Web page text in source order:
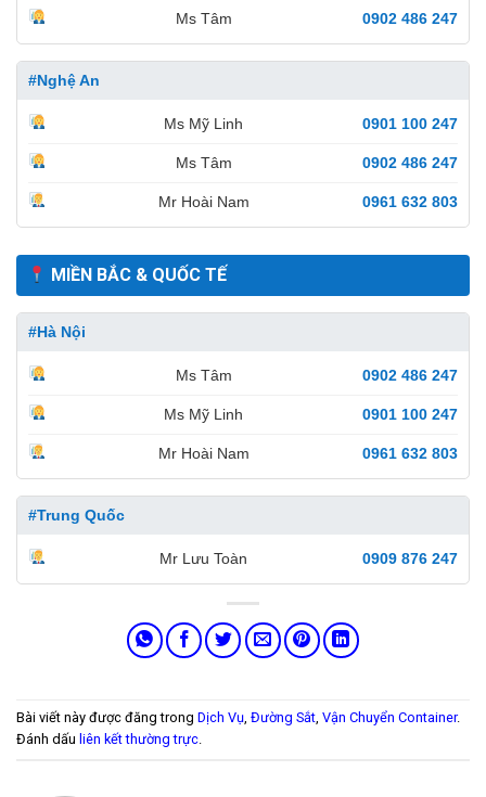
Ms Tâm 0902 486 247
#Nghệ An
Ms Mỹ Linh 0901 100 247
Ms Tâm 0902 486 247
Mr Hoài Nam 0961 632 803
MIỀN BẮC & QUỐC TẾ
#Hà Nội
Ms Tâm 0902 486 247
Ms Mỹ Linh 0901 100 247
Mr Hoài Nam 0961 632 803
#Trung Quốc
Mr Lưu Toàn 0909 876 247
Bài viết này được đăng trong Dịch Vụ Đường Sắt Vận Chuyển Container.
Đánh dấu liên kết thường trực